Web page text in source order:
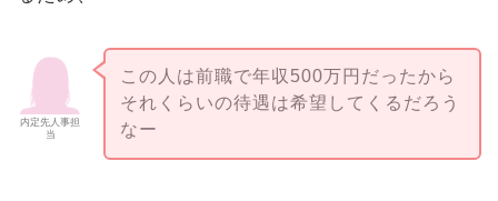
内定先人事担
当
この人は前職で年収500万円だったから
それくらいの待遇は希望してくるだろう
なー